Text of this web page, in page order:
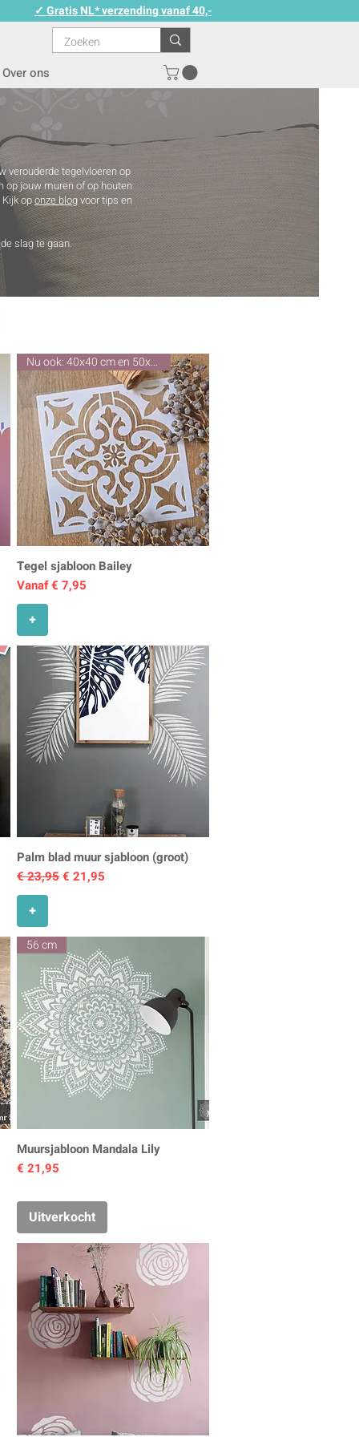
✓ Gratis NL* verzending vanaf 40,-
Over ons
verouderde tegelvloeren op
op jouw muren of op houten
Kijk oponze blogvoor tips en
slag te gaan.
Nu ook: 40x40 cm en 50x50 cm
Tegel sjabloon Bailey
Vanaf€ 7,95
Verkoopprijs
+
Palm blad muur sjabloon (groot)
Normale prijs
€ 23,95Verkoopprijs
€ 21,95
+
56 cm
Muursjabloon Mandala Lily
Prijs
€ 21,95
Uitverkocht